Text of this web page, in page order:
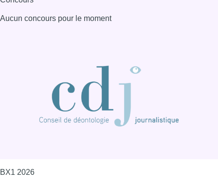
Consulter page Instagram